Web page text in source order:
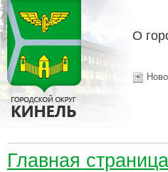
О
Главная страница